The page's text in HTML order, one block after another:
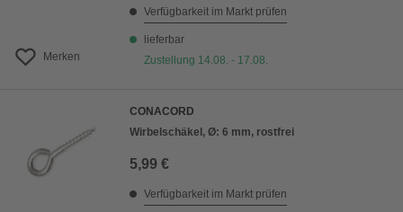
Merken
Verfügbarkeit im Markt prüfen
lieferbar
Zustellung 14.08. - 17.08.
CONACORD
Wirbelschäkel, Ø: 6 mm, rostfrei
5,99 €
Verfügbarkeit im Markt prüfen